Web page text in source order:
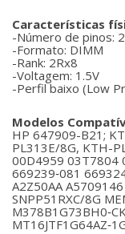
Características
-Número de pinos:
-Formato: DIMM
-Rank: 2Rx8
-Voltagem: 1.5V
-Perfil baixo (Low
Modelos
HP 647909-B21;
PL313E/8G, KTH-
00D4959 03T7804
669239‐081
A2Z50AA
SNPP51RXC/8G